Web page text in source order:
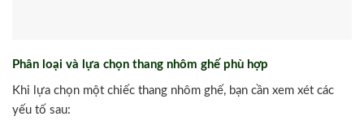
Phân loại và lựa chọn thang nhôm ghế phù hợp
Khi lựa chọn một chiếc thang nhôm ghế, bạn cần xem xét các
yếu tố sau: